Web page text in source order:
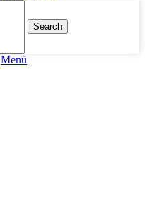
Search
Menü